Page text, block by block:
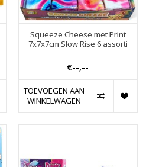
Squeeze Cheese met Print
7x7x7cm Slow Rise 6 assorti
€--,--
TOEVOEGEN AAN
WINKELWAGEN